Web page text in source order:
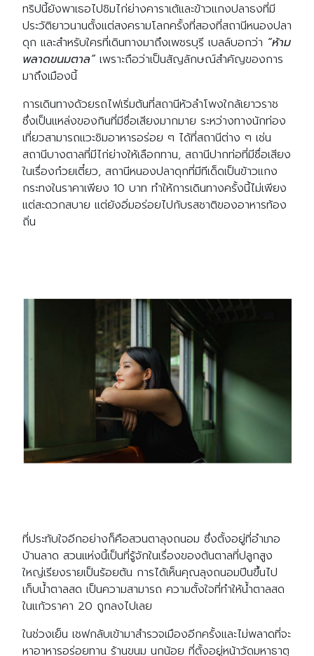
ทริปนี้ยังพาเธอไปชิมไก่ย่างคาราเต้และข้าวแกงปลาธงที่มี
ประวัติยาวนานตั้งแต่สงครามโลกครั้งที่สองที่สถานีหนองปลา
ดุก และสำหรับใครที่เดินทางมาถึงเพชรบุรี เบลล์บอกว่า “ห้าม
พลาดขนมตาล” เพราะถือว่าเป็นสัญลักษณ์สำคัญของการ
มาถึงเมืองนี้
การเดินทางด้วยรถไฟเริ่มต้นที่สถานีหัวลำโพงใกล้เยาวราช
ซึ่งเป็นแหล่งของกินที่มีชื่อเสียงมากมาย ระหว่างทางนักท่อง
เที่ยวสามารถแวะชิมอาหารอร่อย ๆ ได้ที่สถานีต่าง ๆ เช่น
สถานีบางตาลที่มีไก่ย่างให้เลือกทาน, สถานีปากท่อที่มีชื่อเสียง
ในเรื่องก๋วยเตี๋ยว, สถานีหนองปลาดุกที่มีทีเด็ดเป็นข้าวแกง
กระทงในราคาเพียง 10 บาท ทำให้การเดินทางครั้งนี้ไม่เพียง
แต่สะดวกสบาย แต่ยังอิ่มอร่อยไปกับรสชาติของอาหารท้อง
ถิ่น
ที่ประทับใจอีกอย่างก็คือสวนตาลุงถนอม ซึ่งตั้งอยู่ที่อำเภอ
บ้านลาด สวนแห่งนี้เป็นที่รู้จักในเรื่องของต้นตาลที่ปลูกสูง
ใหญ่เรียงรายเป็นร้อยต้น การได้เห็นคุณลุงถนอมปีนขึ้นไป
เก็บน้ำตาลสด เป็นความสามารถ ความตั้งใจที่ทำให้น้ำตาลสด
ในแก้วราคา 20 ถูกลงไปเลย
ในช่วงเย็น เชฟกลับเข้ามาสำรวจเมืองอีกครั้งและไม่พลาดที่จะ
หาอาหารอร่อยทาน ร้านขนม นกน้อย ที่ตั้งอยู่หน้าวัดมหาธาตุ